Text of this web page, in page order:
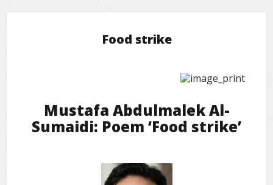
Food strike
Mustafa Abdulmalek Al-
Sumaidi: Poem ‘Food strike’